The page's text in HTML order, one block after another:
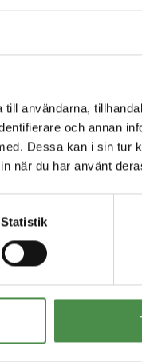
användarna,
och annan
Dessa kan i sin tur
när du har använt
Statistik